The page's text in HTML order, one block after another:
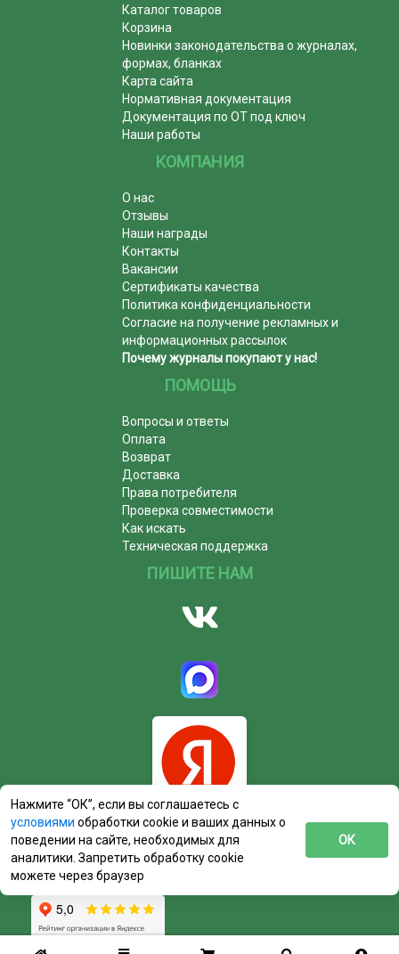
Каталог товаров
Корзина
Новинки законодательства о журналах,
формах, бланках
Карта сайта
Нормативная документация
Документация по ОТ под ключ
Наши работы
КОМПАНИЯ
О нас
Отзывы
Наши награды
Контакты
Вакансии
Сертификаты качества
Политика конфиденциальности
Согласие на получение рекламных и
информационных рассылок
Почему журналы покупают у нас!
ПОМОЩЬ
Вопросы и ответы
Оплата
Возврат
Доставка
Права потребителя
Проверка совместимости
Как искать
Техническая поддержка
ПИШИТЕ НАМ
Нажмите “ОК”, если вы соглашаетесь с
условиями обработки cookie и ваших данных о
поведении на сайте, необходимых для
аналитики. Запретить обработку cookie
можете через браузер
ОК